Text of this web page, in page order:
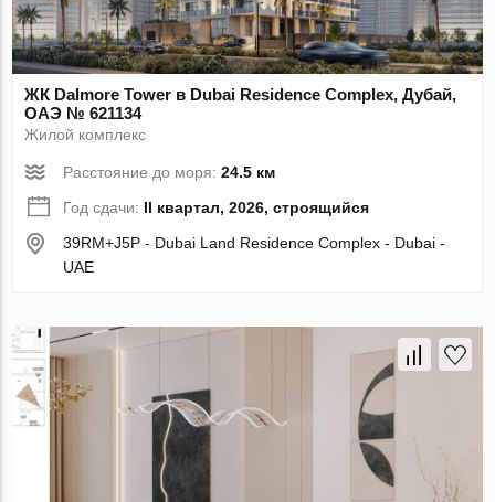
ЖК Dalmore Tower в Dubai Residence Complex, Дубай,
ОАЭ № 621134
Жилой комплекс
Расстояние до моря:24.5 км
Год сдачи: II квартал, 2026, строящийся
39RM+J5P - Dubai Land Residence Complex - Dubai -
UAE